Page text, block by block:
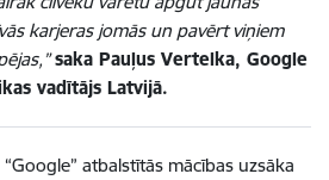
karjeras jomās un pavērt viņiem
saka Pauļus Vertelka, Google
vadītājs Latvijā.
atbalstītās mācības uzsāka